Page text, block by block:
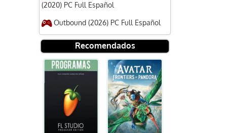
(2020) PC Full Español
Outbound (2026) PC Full Español
Recomendados